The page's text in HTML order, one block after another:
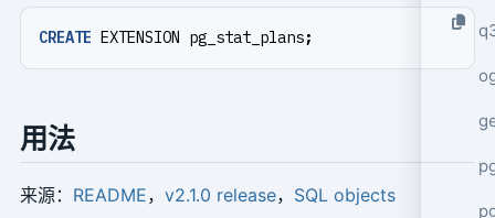
CREATE EXTENSION pg_stat_plans;
用法
来源： README， v2.1.0 release， SQL objects